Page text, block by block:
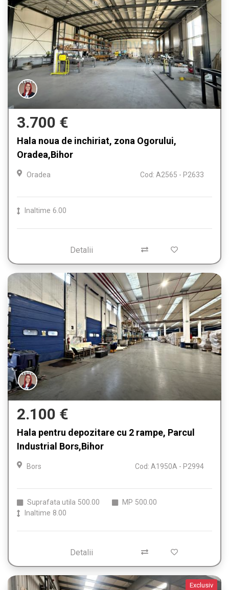
3.700 €
Hala noua de inchiriat, zona Ogorului,
Oradea,Bihor
Oradea Cod: A2565 - P2633
Inaltime 6.00
Detalii
2.100 €
Hala pentru depozitare cu 2 rampe, Parcul
Industrial Bors,Bihor
Bors Cod: A1950A - P2994
Suprafata utila 500.00 MP 500.00
Inaltime 8.00
Detalii
Exclusiv